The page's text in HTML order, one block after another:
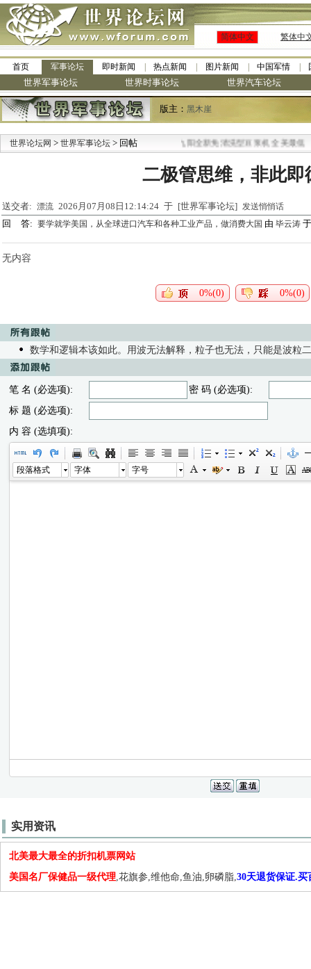
简体中文 繁体中
首页 军事论坛 即时新闻 热点新闻 图片新闻 中国军情
世界军事论坛 世界时事论坛 世界汽车论坛
版主： 黑木崖
世界论坛网 > 世界军事论坛 > 回帖 九阳全新免清洗型豆浆机 全美最低
二极管思维，非此即
送交者: 漂流 2026月07月08日12:14:24 于 [世界军事论坛] 发送悄悄话
回 答: 要学就学美国，从全球进口汽车和各种工业产品，做消费大国 由 毕云涛
无内容
0%(0) 0%(0)
数学和逻辑本该如此。用波无法解释，粒子也无法，只能是波粒
笔 名 (必选项):
密 码 (必选项):
标 题 (必选项):
内 容 (选填项):
段落格式 字体 字号
实用资讯
北美最大最全的折扣机票网站
美国名厂保健品一级代理,花旗参,维他命,鱼油,卵磷脂,30天退货保证.买